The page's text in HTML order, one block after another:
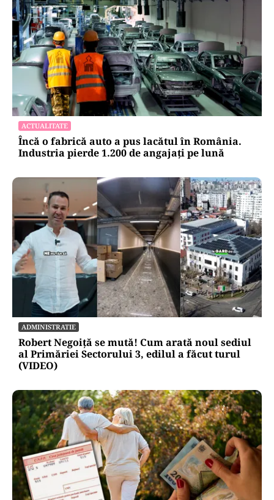
ACTUALITATE
Încă o fabrică auto a pus lacătul în România.
Industria pierde 1.200 de angajați pe lună
ADMINISTRATIE
Robert Negoiță se mută! Cum arată noul sediul
al Primăriei Sectorului 3, edilul a făcut turul
(VIDEO)